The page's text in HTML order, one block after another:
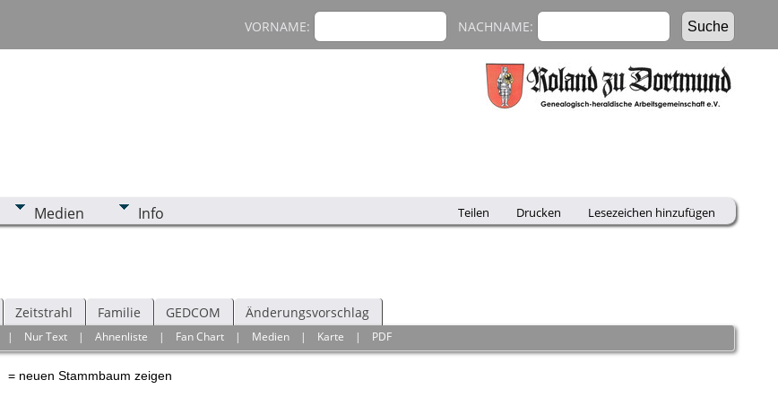
VORNAME: NACHNAME:
Medien Info Teilen Drucken Lesezeichen hinzufügen
Zeitstrahl Familie GEDCOM Änderungsvorschlag
| Nur Text |Ahnenliste | Fan Chart | Medien | Karte | PDF
= neuen Stammbaum zeigen